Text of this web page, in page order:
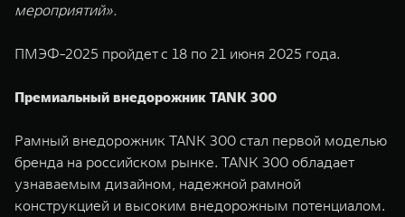
мероприятий».
ПМЭФ-2025 пройдет с 18 по 21 июня 2025 года.
Премиальный внедорожник TANK 300
Рамный внедорожник TANK 300 стал первой моделью
бренда на российском рынке. TANK 300 обладает
узнаваемым дизайном, надежной рамной
конструкцией и высоким внедорожным потенциалом.